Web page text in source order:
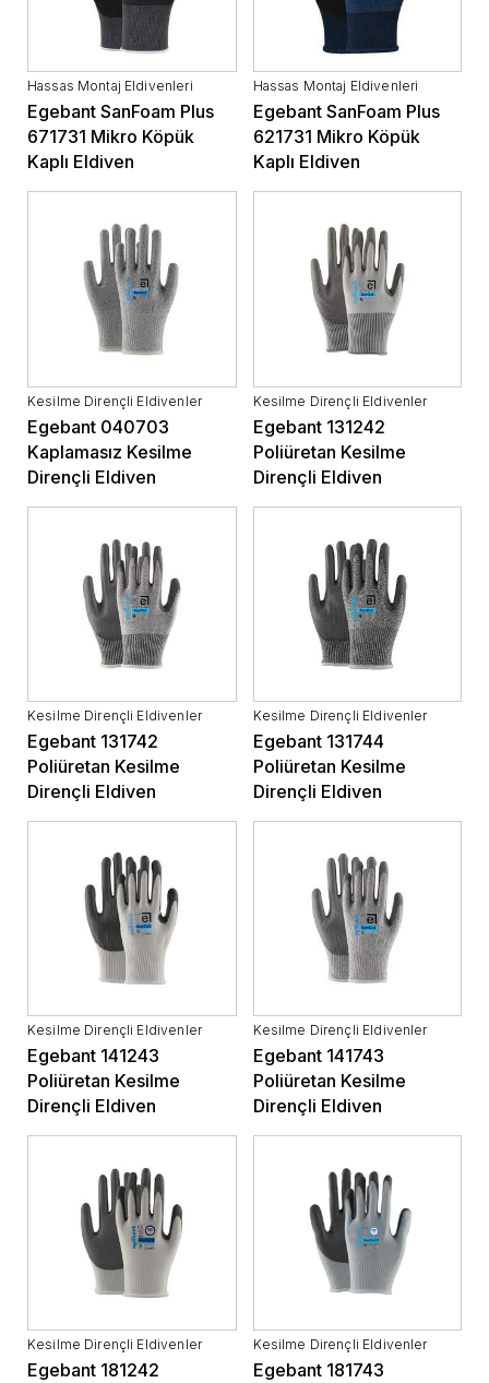
Kesilme Dirençli Eldivenler
Egebant 040703
Kaplamasız Kesilme
Dirençli Eldiven
Kesilme Dirençli Eldivenler
Egebant 131242
Poliüretan Kesilme
Dirençli Eldiven
Kesilme Dirençli Eldivenler
Egebant 131742
Poliüretan Kesilme
Dirençli Eldiven
Kesilme Dirençli Eldivenler
Egebant 131744
Poliüretan Kesilme
Dirençli Eldiven
Kesilme Dirençli Eldivenler
Egebant 141243
Poliüretan Kesilme
Dirençli Eldiven
Kesilme Dirençli Eldivenler
Egebant 141743
Poliüretan Kesilme
Dirençli Eldiven
Kesilme Dirençli Eldivenler
Egebant 181242
Kesilme Dirençli Eldivenler
Egebant 181743
Hassas Montaj Eldivenleri
Egebant SanFoam Plus
671731 Mikro Köpük
Kaplı Eldiven
Hassas Montaj Eldivenleri
Egebant SanFoam Plus
621731 Mikro Köpük
Kaplı Eldiven